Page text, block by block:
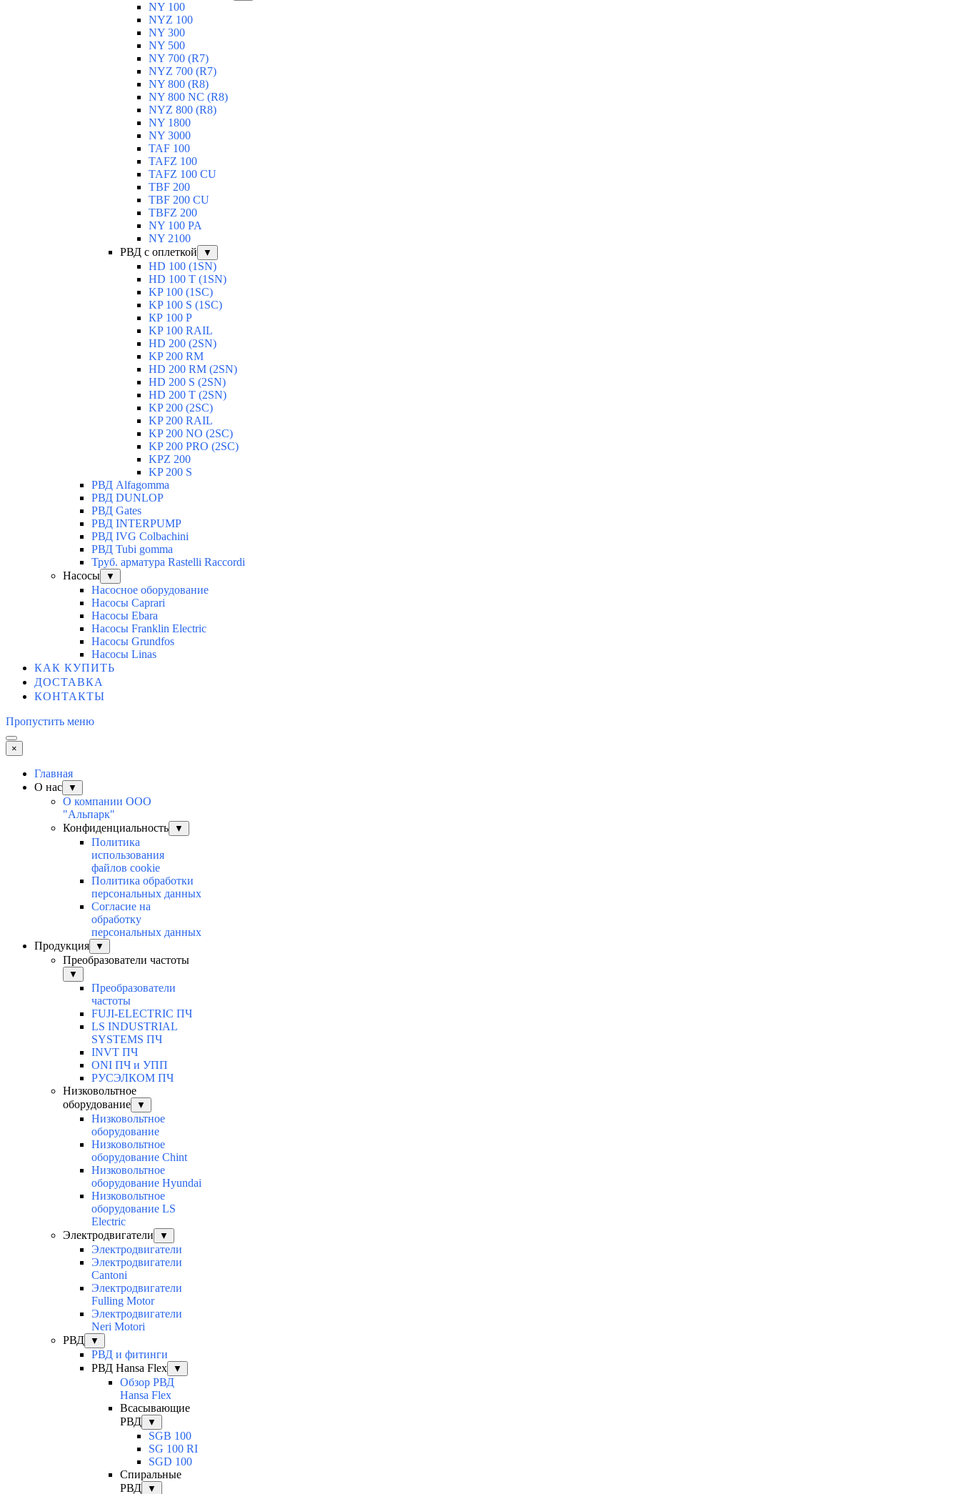
NY 100
NYZ 100
NY 300
NY 500
NY 700 (R7)
NYZ 700 (R7)
NY 800 (R8)
NY 800 NC (R8)
NYZ 800 (R8)
NY 1800
NY 3000
TAF 100
TAFZ 100
TAFZ 100 CU
TBF 200
TBF 200 CU
TBFZ 200
NY 100 PA
NY 2100
РВД с оплеткой
▼
HD 100 (1SN)
HD 100 T (1SN)
KP 100 (1SC)
KP 100 S (1SC)
КР 100 Р
KP 100 RAIL
HD 200 (2SN)
KP 200 RM
HD 200 RM (2SN)
HD 200 S (2SN)
HD 200 T (2SN)
KP 200 (2SC)
KP 200 RAIL
KP 200 NO (2SC)
KP 200 PRO (2SC)
KPZ 200
KP 200 S
РВД Alfagomma
РВД DUNLOP
РВД Gates
РВД INTERPUMP
РВД IVG Colbachini
РВД Tubi gomma
Труб. арматура Rastelli Raccordi
Насосы
▼
Насосное оборудование
Насосы Caprari
Насосы Ebara
Насосы Franklin Electric
Насосы Grundfos
Насосы Linas
КАК КУПИТЬ
ДОСТАВКА
КОНТАКТЫ
Пропустить меню
×
Главная
О нас
▼
О компании ООО
"Альпарк"
Конфиденциальность
▼
Политика
использования
файлов cookie
Политика обработки
персональных данных
Согласие на
обработку
персональных данных
Продукция
▼
Преобразователи частоты
▼
Преобразователи
частоты
FUJI-ELECTRIC ПЧ
LS INDUSTRIAL
SYSTEMS ПЧ
INVT ПЧ
ONI ПЧ и УПП
РУСЭЛКОМ ПЧ
Низковольтное
оборудование
▼
Низковольтное
оборудование
Низковольтное
оборудование Chint
Низковольтное
оборудование Hyundai
Низковольтное
оборудование LS
Electric
Электродвигатели
▼
Электродвигатели
Электродвигатели
Cantoni
Электродвигатели
Fulling Motor
Электродвигатели
Neri Motori
РВД
▼
РВД и фитинги
РВД Hansa Flex
▼
Обзор РВД
Hansa Flex
Всасывающие
РВД
▼
SGB 100
SG 100 RI
SGD 100
Спиральные
РВД
▼